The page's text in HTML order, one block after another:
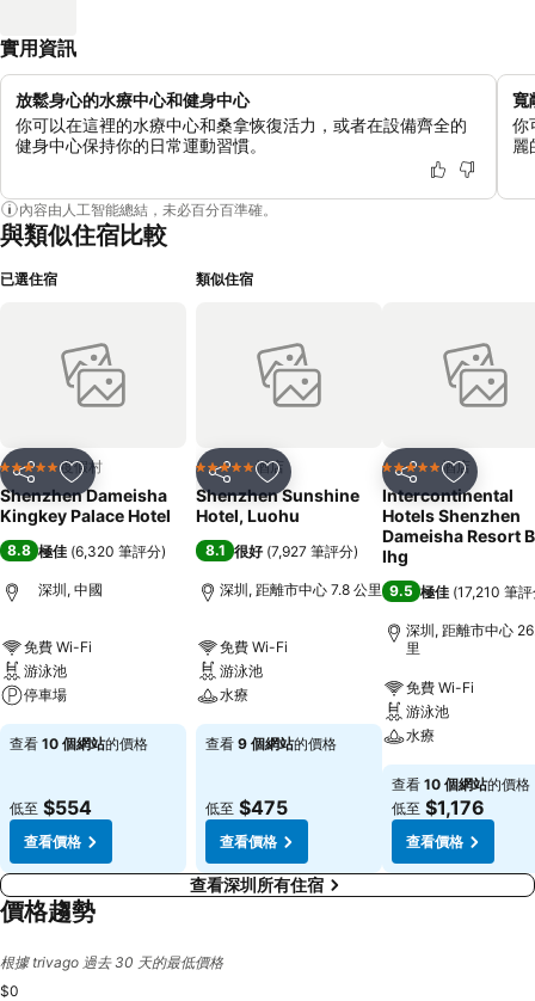
實用資訊
放鬆身心的水療中心和健身中心
你可以在這裡的水療中心和桑拿恢復活力，或者在設備齊全的
健身中心保持你的日常運動習慣。
寬
你
麗
內容由人工智能總結，未必百分百準確。
與類似住宿比較
已選住宿
分享 放到收藏夾
5 星級 度假村
Shenzhen Dameisha
Kingkey Palace Hotel
8.8 極佳 (6,320 筆評分)
深圳, 中國
免費 Wi-Fi
游泳池
停車場
查看 10 個網站的價格
低至 $554
查看價格
類似住宿
分享 放到收藏夾
5 星級 酒店
Shenzhen Sunshine
Hotel, Luohu
8.1 很好 (7,927 筆評分)
深圳, 距離市中心 7.8 公里
免費 Wi-Fi
游泳池
水療
查看 9 個網站的價格
低至 $475
查看價格
分享 放到收藏
5 星級 酒店
Intercontinental
Hotels Shenzhen
Dameisha Resort
Ihg
9.5 極佳 (17,210 筆
深圳, 距離市中心
里
免費 Wi-Fi
游泳池
水療
查看 10 個網站的價格
低至 $1,176
查看價格
查看深圳所有住宿
價格趨勢
根據 trivago 過去 30 天的最低價格
$0